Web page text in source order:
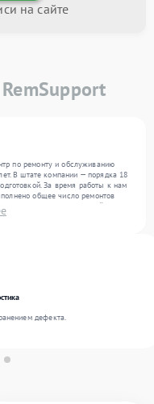
на сайте
RemSupport
по ремонту и обслуживанию
В штате компании — порядка 18
За время работы к нам
общее число ремонтов
поступает от 300 устройств,
и предлагаем
дефекта.